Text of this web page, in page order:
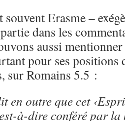
Erasme –
dans les
aussi
pour ses positions
sur Romains 5.5 :
en outre que cet
à-dire conféré par